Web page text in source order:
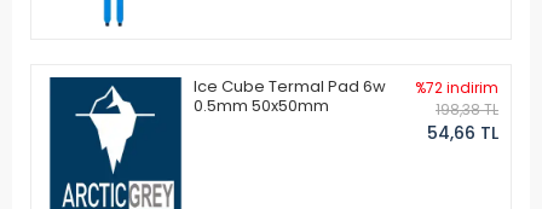
Ice Cube Termal Pad 6w
0.5mm 50x50mm
%72 indirim
198,38 TL
54,66 TL